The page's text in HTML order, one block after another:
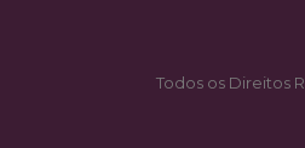
Todos os Direitos